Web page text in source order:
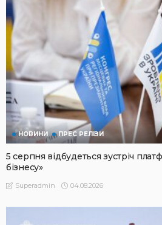
НОВИНИ ПРЕС РЕЛІЗИ
5 серпня відбудеться зустріч
бізнесу»
Superadmin 04.08.2026